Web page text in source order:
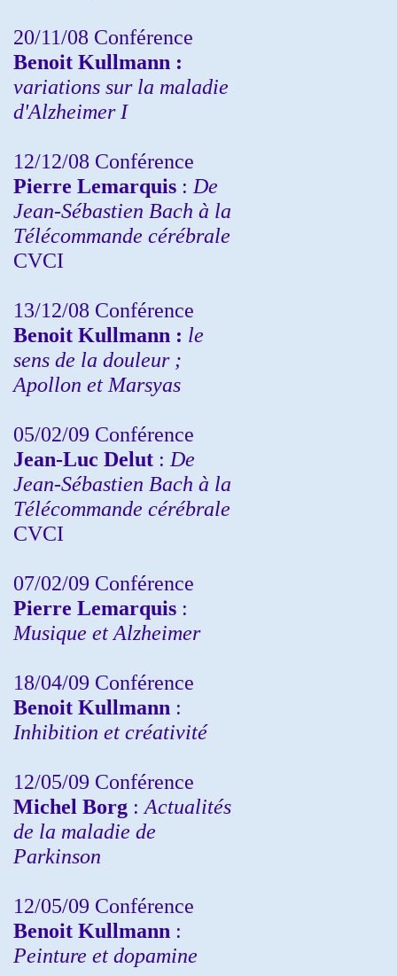
20/11/08 Conférence
Benoit Kullmann :
variations sur la maladie
d'Alzheimer I
12/12/08 Conférence
Pierre Lemarquis : De
Jean-Sébastien Bach à la
Télécommande cérébrale
CVCI
13/12/08 Conférence
Benoit Kullmann : le
sens de la douleur ;
Apollon et Marsyas
05/02/09 Conférence
Jean-Luc Delut : De
Jean-Sébastien Bach à la
Télécommande cérébrale
CVCI
07/02/09 Conférence
Pierre Lemarquis :
Musique et Alzheimer
18/04/09 Conférence
Benoit Kullmann :
Inhibition et créativité
12/05/09 Conférence
Michel Borg : Actualités
de la maladie de
Parkinson
12/05/09 Conférence
Benoit Kullmann :
Peinture et dopamine